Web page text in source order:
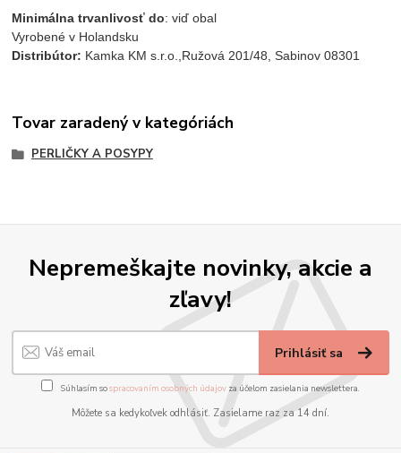
Minimálna trvanlivosť do: viď obal
Vyrobené v Holandsku
Distribútor: Kamka KM s.r.o.,Ružová 201/48, Sabinov 08301
Tovar zaradený v kategóriách
PERLIČKY A POSYPY
Nepremeškajte novinky, akcie a
zľavy!
Prihlásiť sa
Súhlasím sospracovaním osobných údajov za účelom zasielania newslettera.
Môžete sa kedykoľvek odhlásiť. Zasielame raz za 14 dní.